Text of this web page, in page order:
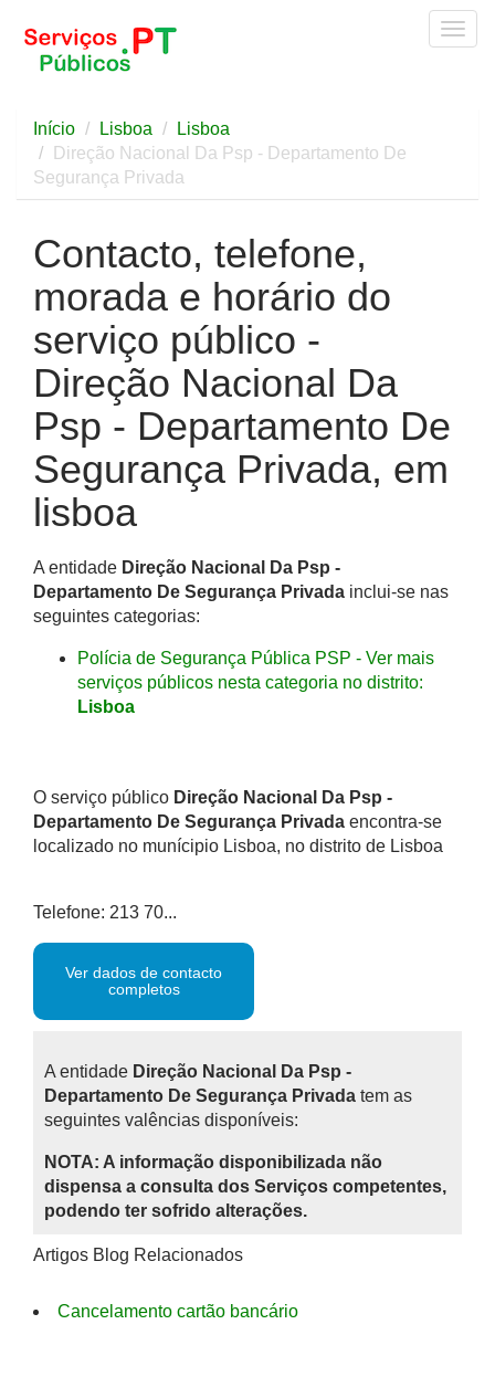
Início Lisboa
Lisboa
Direção Nacional Da Psp - Departamento De
Segurança Privada
Contacto, telefone,
morada e horário do
serviço público -
Direção Nacional Da
Psp - Departamento De
Segurança Privada, em
lisboa
A entidade Direção Nacional Da Psp -
Departamento De Segurança Privada inclui-se nas
seguintes categorias:
Polícia de Segurança Pública PSP - Ver mais
serviços públicos nesta categoria no distrito:
Lisboa
O serviço público Direção Nacional Da Psp -
Departamento De Segurança Privada encontra-se
localizado no munícipio Lisboa, no distrito de Lisboa
Telefone: 213 70...
Ver dados de contacto
completos
A entidade Direção Nacional Da Psp -
Departamento De Segurança Privada tem as
seguintes valências disponíveis:
NOTA: A informação disponibilizada não
dispensa a consulta dos Serviços competentes,
podendo ter sofrido alterações.
Artigos Blog Relacionados
Cancelamento cartão bancário